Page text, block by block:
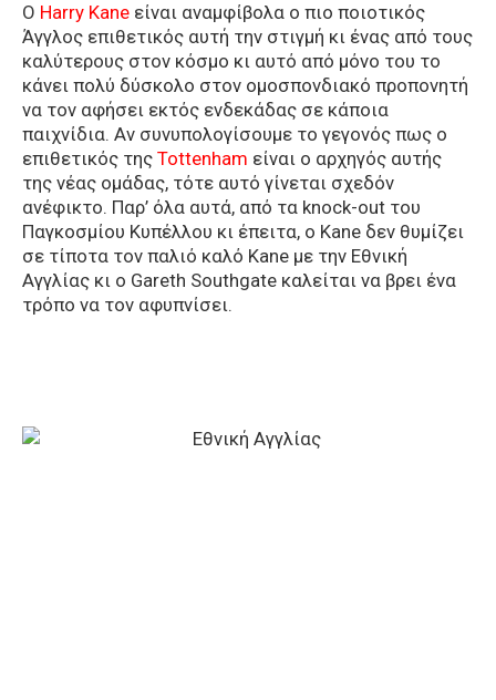
Ο Harry Kane είναι αναμφίβολα ο πιο ποιοτικός
Άγγλος επιθετικός αυτή την στιγμή κι ένας από τους
καλύτερους στον κόσμο κι αυτό από μόνο του το
κάνει πολύ δύσκολο στον ομοσπονδιακό προπονητή
να τον αφήσει εκτός ενδεκάδας σε κάποια
παιχνίδια. Αν συνυπολογίσουμε το γεγονός πως ο
επιθετικός της Tottenham είναι ο αρχηγός αυτής
της νέας ομάδας, τότε αυτό γίνεται σχεδόν
ανέφικτο. Παρ’ όλα αυτά, από τα knock-out του
Παγκοσμίου Κυπέλλου κι έπειτα, ο Kane δεν θυμίζει
σε τίποτα τον παλιό καλό Kane με την Εθνική
Αγγλίας κι ο Gareth Southgate καλείται να βρει ένα
τρόπο να τον αφυπνίσει.